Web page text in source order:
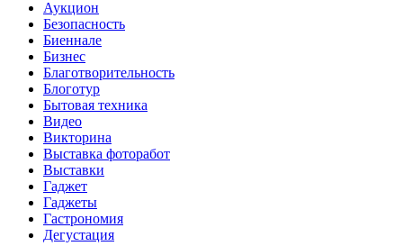
Аукцион
Безопасность
Биеннале
Бизнес
Благотворительность
Блоготур
Бытовая техника
Видео
Викторина
Выставка фоторабот
Выставки
Гаджет
Гаджеты
Гастрономия
Дегустация